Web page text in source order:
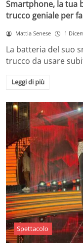
Smartphone, la tua
trucco geniale per
Mattia Senese 1
La batteria del suo
trucco da usare
Leggi di più
Spettacolo